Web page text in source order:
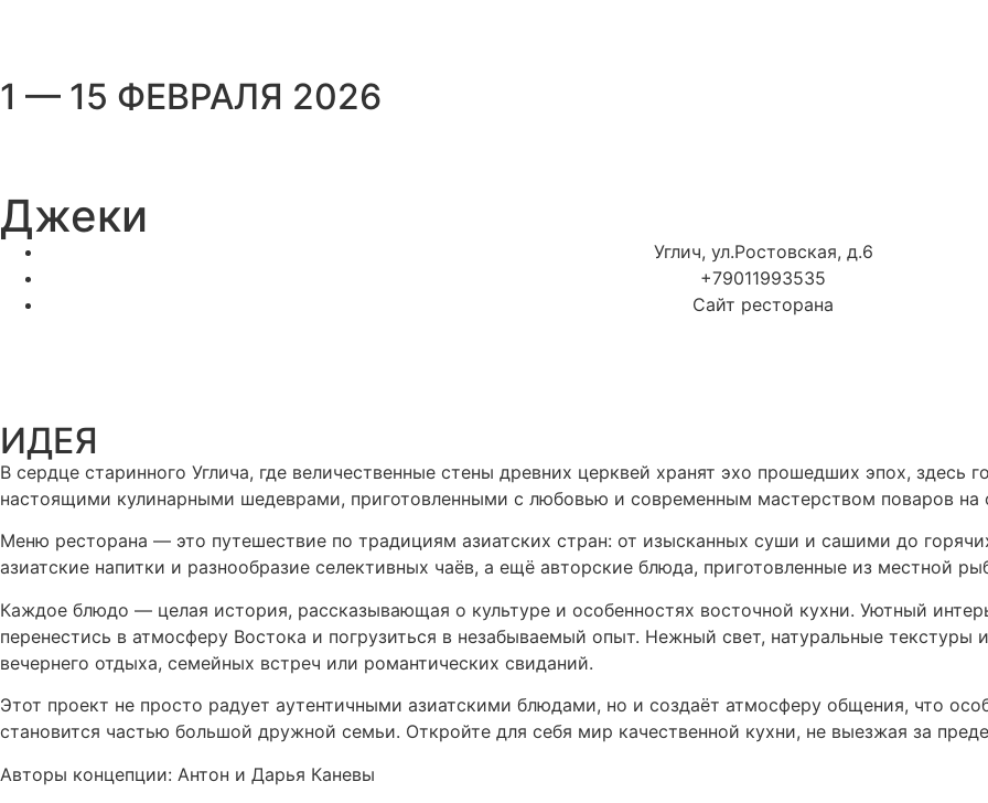
1 — 15 ФЕВРАЛЯ 2026
Джеки
Углич, ул.Ростовская, д.6
+79011993535
Сайт ресторана
ИДЕЯ
В сердце старинного Углича, где величественные стены древних церквей хранят эхо прошедших эпох, здесь
настоящими кулинарными шедеврами, приготовленными с любовью и современным мастерством поваров на
Меню ресторана — это путешествие по традициям азиатских стран: от изысканных суши и сашими до
азиатские напитки и разнообразие селективных чаёв, а ещё авторские блюда, приготовленные из местной
Каждое блюдо — целая история, рассказывающая о культуре и особенностях восточной кухни. Уютный
перенестись в атмосферу Востока и погрузиться в незабываемый опыт. Нежный свет, натуральные
вечернего отдыха, семейных встреч или романтических свиданий.
Этот проект не просто радует аутентичными азиатскими блюдами, но и создаёт атмосферу общения, что
становится частью большой дружной семьи. Откройте для себя мир качественной кухни, не выезжая за
Авторы концепции: Антон и Дарья Каневы